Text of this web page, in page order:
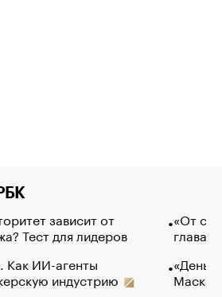
зависит от
Тест для лидеров
Как ИИ-агенты
индустрию
«От
глава
Маск в